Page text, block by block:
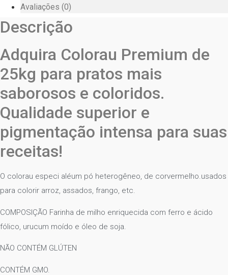
Avaliações (0)
Descrição
Adquira Colorau Premium de
25kg para pratos mais
saborosos e coloridos.
Qualidade superior e
pigmentação intensa para suas
receitas!
O colorau especi aléum pó heterogêneo, de corvermelho.usados
para colorir arroz, assados, frango, etc.
COMPOSIÇÃO Farinha de milho enriquecida com ferro e ácido
fólico, urucum moído e óleo de soja.
NÃO CONTÉM GLÚTEN
CONTÉM GMO.